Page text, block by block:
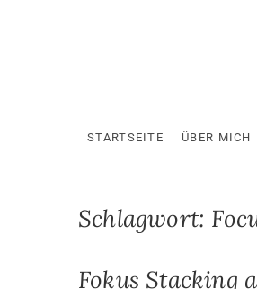
STARTSEITE ÜBER MICH
Schlagwort:
Fokus Stacking